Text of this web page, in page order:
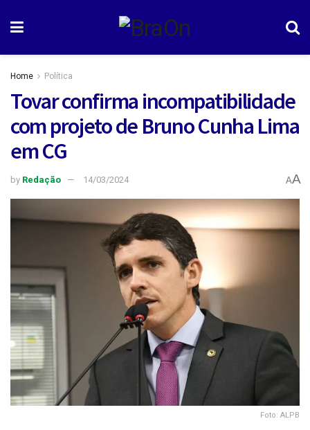
Home Política
Tovar confirma incompatibilidade
com projeto de Bruno Cunha Lima
em CG
by Redação 14/03/2024 AA
Foto: ALPB